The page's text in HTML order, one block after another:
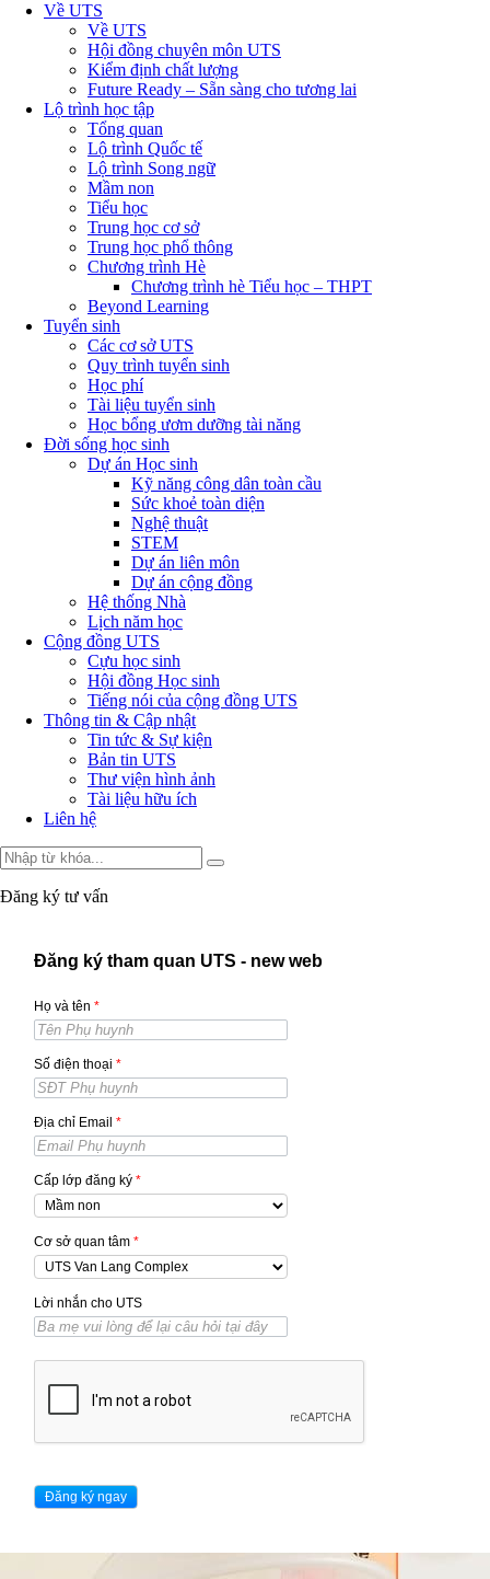
Về UTS
Về UTS
Hội đồng chuyên môn UTS
Kiểm định chất lượng
Future Ready – Sẵn sàng cho tương lai
Lộ trình học tập
Tổng quan
Lộ trình Quốc tế
Lộ trình Song ngữ
Mầm non
Tiểu học
Trung học cơ sở
Trung học phổ thông
Chương trình Hè
Chương trình hè Tiểu học – THPT
Beyond Learning
Tuyển sinh
Các cơ sở UTS
Quy trình tuyển sinh
Học phí
Tài liệu tuyển sinh
Học bổng ươm dưỡng tài năng
Đời sống học sinh
Dự án Học sinh
Kỹ năng công dân toàn cầu
Sức khoẻ toàn diện
Nghệ thuật
STEM
Dự án liên môn
Dự án cộng đồng
Hệ thống Nhà
Lịch năm học
Cộng đồng UTS
Cựu học sinh
Hội đồng Học sinh
Tiếng nói của cộng đồng UTS
Thông tin & Cập nhật
Tin tức & Sự kiện
Bản tin UTS
Thư viện hình ảnh
Tài liệu hữu ích
Liên hệ
Đăng ký tư vấn
Đăng ký tham quan UTS - new web
Họ và tên *
Số điện thoại *
Địa chỉ Email *
Cấp lớp đăng ký *
Cơ sở quan tâm *
Lời nhắn cho UTS